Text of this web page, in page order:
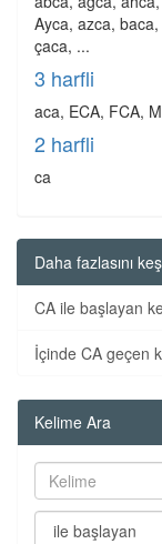
Ayca, azca,
çaca, ...
3 harfli
aca, ECA, FCA,
2 harfli
ca
Daha fazlasını
CA ile başlayan
İçinde CA geçen
Kelime Ara